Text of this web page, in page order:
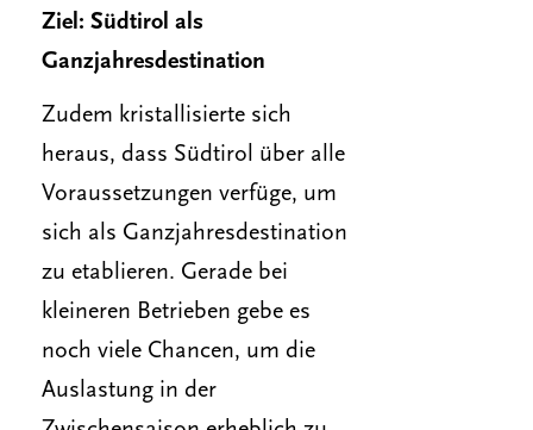
Ziel: Südtirol als
Ganzjahresdestination
Zudem kristallisierte sich
heraus, dass Südtirol über alle
Voraussetzungen verfüge, um
sich als Ganzjahresdestination
zu etablieren. Gerade bei
kleineren Betrieben gebe es
noch viele Chancen, um die
Auslastung in der